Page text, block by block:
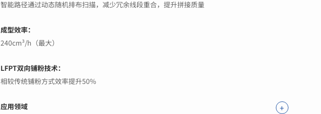
智能路径通过动态随机排布扫描，减少冗余线段重合，提升拼接质量
成型效率：
240cm³/h（最大）
LFPT双向铺粉技术：
相较传统铺粉方式效率提升50%
应用领域 +